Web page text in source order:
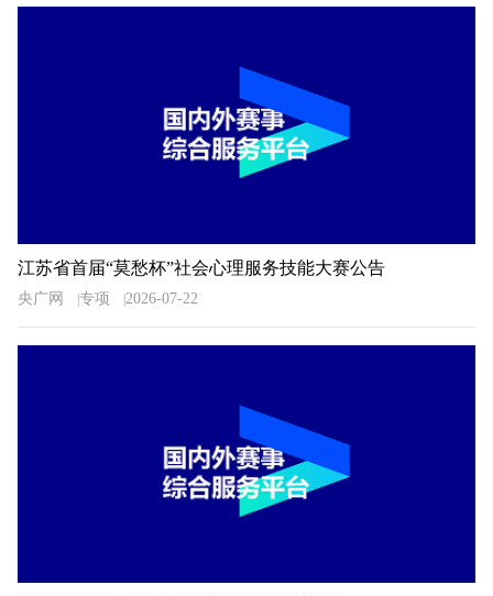
江苏省首届“莫愁杯”社会心理服务技能大赛公告
央广网 专项 2026-07-22